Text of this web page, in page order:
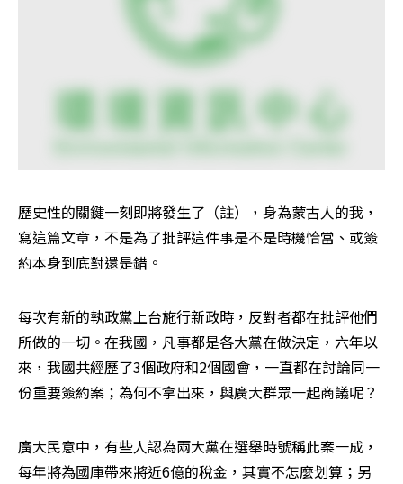
歷史性的關鍵一刻即將發生了（註），身為蒙古人的我，
寫這篇文章，不是為了批評這件事是不是時機恰當、或簽
約本身到底對還是錯。
每次有新的執政黨上台施行新政時，反對者都在批評他們
所做的一切。在我國，凡事都是各大黨在做決定，六年以
來，我國共經歷了3個政府和2個國會，一直都在討論同一
份重要簽約案；為何不拿出來，與廣大群眾一起商議呢？
廣大民意中，有些人認為兩大黨在選舉時號稱此案一成，
每年將為國庫帶來將近6億的稅金，其實不怎麼划算；另